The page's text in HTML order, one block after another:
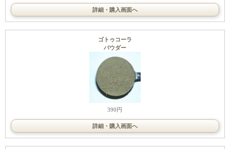
詳細・購入画面へ
ゴトゥコーラ
パウダー
390円
詳細・購入画面へ